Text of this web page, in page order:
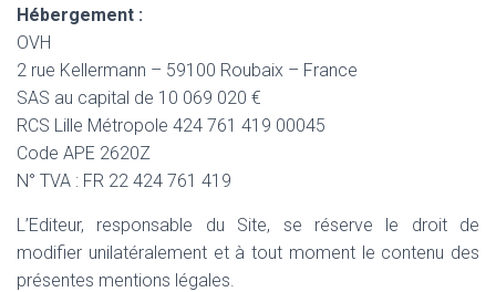
Hébergement :
OVH
2 rue Kellermann – 59100 Roubaix – France
SAS au capital de 10 069 020 €
RCS Lille Métropole 424 761 419 00045
Code APE 2620Z
N° TVA : FR 22 424 761 419
L’Editeur, responsable du Site, se réserve le droit de
modifier unilatéralement et à tout moment le contenu des
présentes mentions légales.